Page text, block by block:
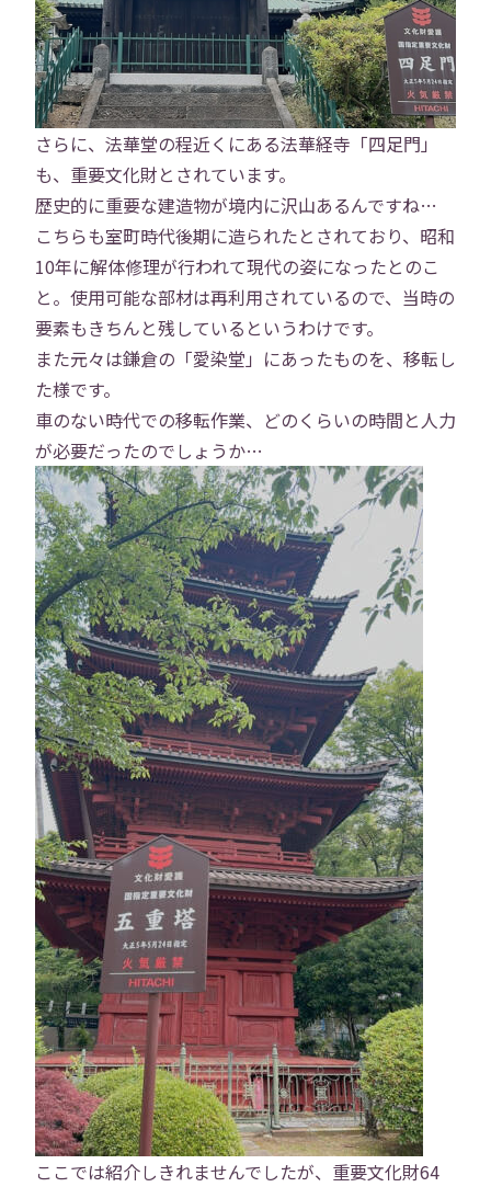
トップ
会社概要 事業内容
役員紹介 社員紹介
採用情報 役員インタビュー
社員インタビュー 福利厚生
研修 勉強会
プロジェクト 社員寮
社員ブログ 社員Vlog
Instagram X
お問い合わせ プライバシーポリシー
さらに、法華堂の程近くにある法華経寺「四足門」
も、重要文化財とされています。
歴史的に重要な建造物が境内に沢山あるんですね…
こちらも室町時代後期に造られたとされており、昭和
10年に解体修理が行われて現代の姿になったとのこ
と。使用可能な部材は再利用されているので、当時の
要素もきちんと残しているというわけです。
また元々は鎌倉の「愛染堂」にあったものを、移転し
た様です。
車のない時代での移転作業、どのくらいの時間と人力
が必要だったのでしょうか…
ここでは紹介しきれませんでしたが、重要文化財64